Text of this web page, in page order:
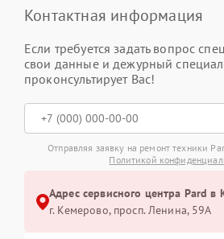
Контактная информация
Если требуется задать вопрос
свои данные и дежурный
проконсультирует Вас!
Отправляя заявку на ремонт техники
Политикой
Адрес сервисного центра Pard в
г. Кемерово, просп. Ленина, 59А